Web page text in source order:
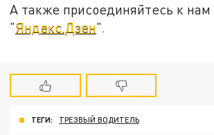
А также присоединяйтесь к нам
"Яндекс.Дзен".
ТЕГИ: ТРЕЗВЫЙ ВОДИТЕЛЬ